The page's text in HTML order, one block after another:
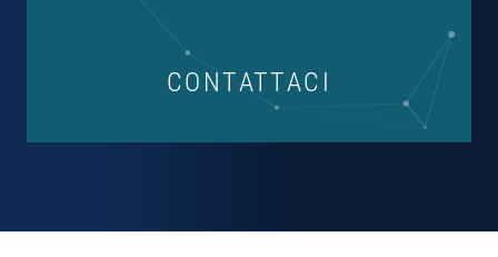
CONTATTACI